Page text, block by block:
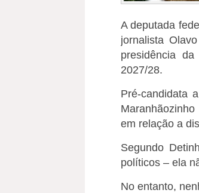
A deputada
jornalista
presidência
2027/28.
Pré-candidata
em relação a
Segundo
políticos – ela
No entanto,